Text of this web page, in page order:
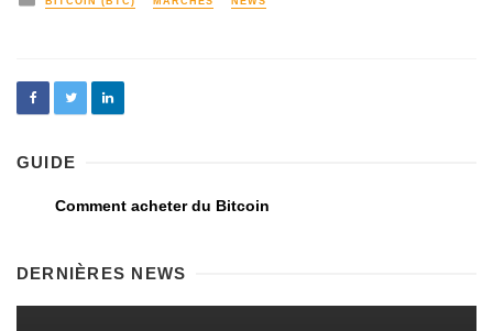
GUIDE
Comment acheter du Bitcoin
DERNIÈRES NEWS